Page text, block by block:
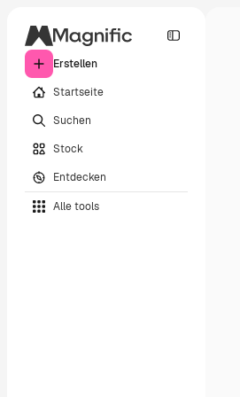
Erstellen
Startseite
Suchen
Stock
Entdecken
Alle tools